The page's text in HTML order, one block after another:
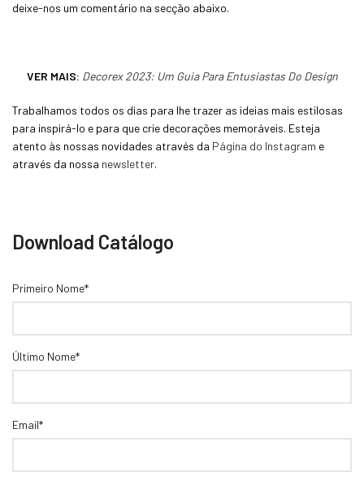
deixe-nos um comentário na secção abaixo.
VER MAIS: Decorex 2023: Um Guia Para Entusiastas Do Design
Trabalhamos todos os dias para lhe trazer as ideias mais estilosas
para inspirá-lo e para que crie decorações memoráveis. Esteja
atento às nossas novidades através da Página do Instagram e
através da nossa newsletter.
Download Catálogo
Primeiro Nome*
Último Nome*
Email*